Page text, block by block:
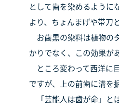
として歯を染めるように
より、ちょんまげや帯刀
お歯黒の染料は植物の
かりでなく、この効果が
ところ変わって西洋に
ですが、上の前歯に溝を
「芸能人は歯が命」と